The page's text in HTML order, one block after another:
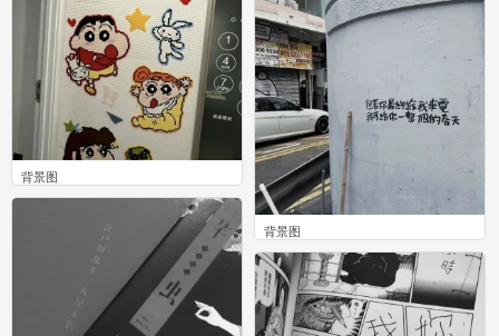
背景图
0
背景图
0